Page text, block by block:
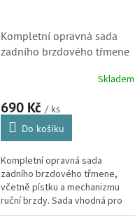
Kompletní opravná sada
zadního brzdového třmene
a Xsara Picasso (D4846K)
Skladem
690 Kč/ ks
Do košíku
Kompletní opravná sada
zadního brzdového třmene,
včetně pístku a mechanizmu
ruční brzdy. Sada vhodná pro
úplnou opravu třmene. Brzdový